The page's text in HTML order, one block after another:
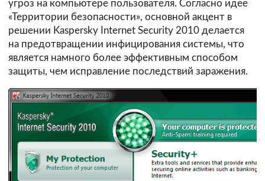
угроз на компьютере пользователя. Согласно идее
«Территории безопасности», основной акцент в
решении Kaspersky Internet Security 2010 делается
на предотвращении инфицирования системы, что
является намного более эффективным способом
защиты, чем исправление последствий заражения.